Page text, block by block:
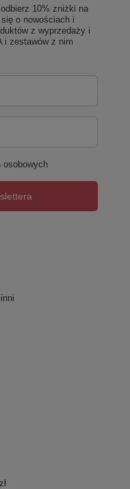
10% zniżki na
o nowościach i
z wyprzedaży i
i zestawów z nim
osobowych